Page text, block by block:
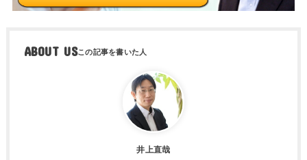
ABOUT US
井上直哉